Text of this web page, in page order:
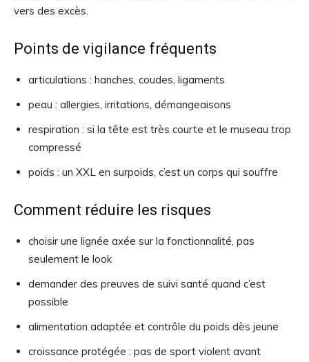
vers des excès.
Points de vigilance fréquents
articulations : hanches, coudes, ligaments
peau : allergies, irritations, démangeaisons
respiration : si la tête est très courte et le museau trop
compressé
poids : un XXL en surpoids, c’est un corps qui souffre
Comment réduire les risques
choisir une lignée axée sur la fonctionnalité, pas
seulement le look
demander des preuves de suivi santé quand c’est
possible
alimentation adaptée et contrôle du poids dès jeune
croissance protégée : pas de sport violent avant